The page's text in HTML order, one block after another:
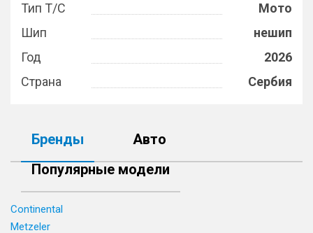
Тип Т/С
Мото
Шип
нешип
Год
2026
Страна
Сербия
Бренды
Авто
Популярные модели
Continental
Metzeler